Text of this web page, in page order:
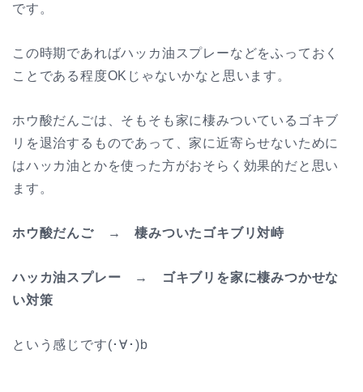
です。
この時期であればハッカ油スプレーなどをふっておく
ことである程度OKじゃないかなと思います。
ホウ酸だんごは、そもそも家に棲みついているゴキブ
リを退治するものであって、家に近寄らせないために
はハッカ油とかを使った方がおそらく効果的だと思い
ます。
ホウ酸だんご → 棲みついたゴキブリ対峙
ハッカ油スプレー → ゴキブリを家に棲みつかせな
い対策
という感じです(･∀･)b